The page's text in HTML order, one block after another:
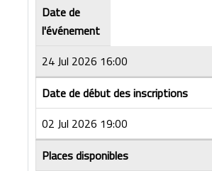
Date de
l'événement
24 Jul 2026 16:00
Date de début des inscriptions
02 Jul 2026 19:00
Places disponibles